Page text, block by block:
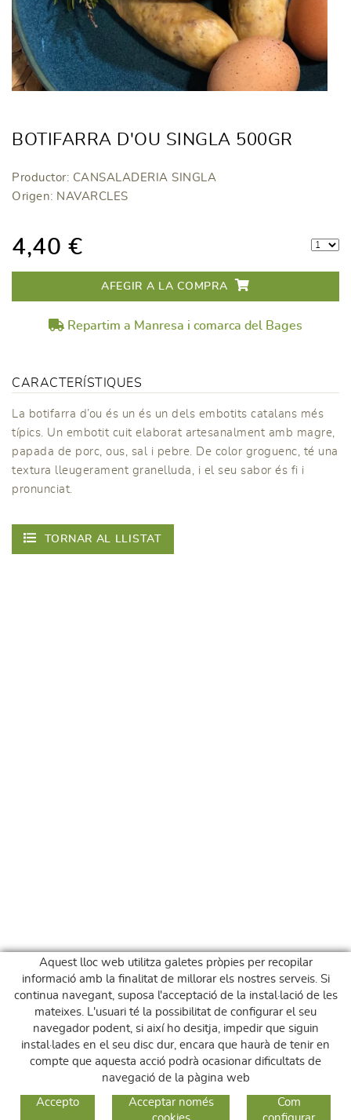
BOTIFARRA D'OU SINGLA 500GR
Productor: CANSALADERIA SINGLA
Origen: NAVARCLES
4,40 €
AFEGIR A LA COMPRA
Repartim a Manresa i comarca del Bages
CARACTERÍSTIQUES
La botifarra d’ou és un és un dels embotits catalans més
típics. Un embotit cuit elaborat artesanalment amb magre,
papada de porc, ous, sal i pebre. De color groguenc, té una
textura lleugerament granelluda, i el seu sabor és fi i
pronunciat.
TORNAR AL LLISTAT
Aquest lloc web utilitza galetes pròpies per recopilar
informació amb la finalitat de millorar els nostres serveis. Si
continua navegant, suposa l'acceptació de la instal·lació de les
mateixes. L'usuari té la possibilitat de configurar el seu
navegador podent, si així ho desitja, impedir que siguin
instal·lades en el seu disc dur, encara que haurà de tenir en
compte que aquesta acció podrà ocasionar dificultats de
navegació de la pàgina web
Accepto
Acceptar només
Com